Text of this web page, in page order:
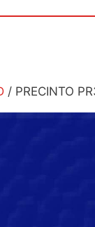
/ PRECINTO